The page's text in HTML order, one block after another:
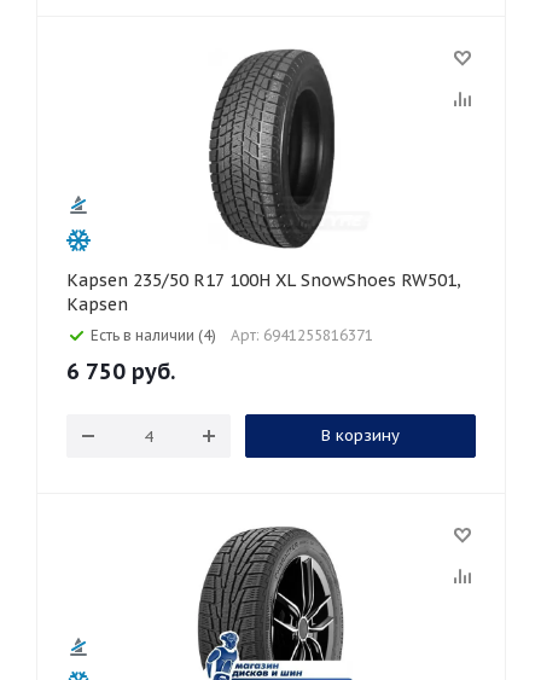
Kapsen 235/50 R17 100H XL SnowShoes RW501,
Kapsen
Есть в наличии (4) Арт: 6941255816371
6 750 руб.
В корзину